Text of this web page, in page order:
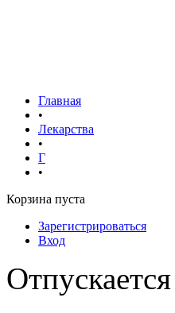
Главная
•
Лекарства
•
Г
•
Корзина пуста
Зарегистрироваться
Вход